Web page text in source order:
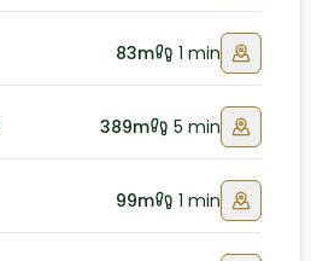
83m 1 min
389m 5 min
99m 1 min